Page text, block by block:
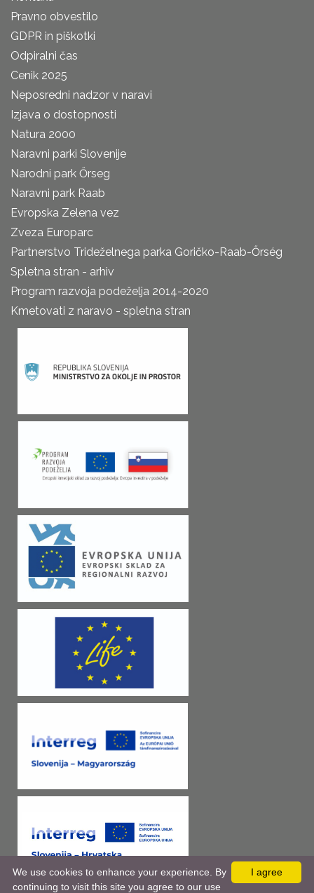
Pravno obvestilo
GDPR in piškotki
Odpiralni čas
Cenik 2025
Neposredni nadzor v naravi
Izjava o dostopnosti
Natura 2000
Naravni parki Slovenije
Narodni park Őrseg
Naravni park Raab
Evropska Zelena vez
Zveza Europarc
Partnerstvo Trideželnega parka Goričko-Raab-Őrség
Spletna stran - arhiv
Program razvoja podeželja 2014-2020
Kmetovati z naravo - spletna stran
I agree
We use cookies to enhance your experience. By
continuing to visit this site you agree to our use